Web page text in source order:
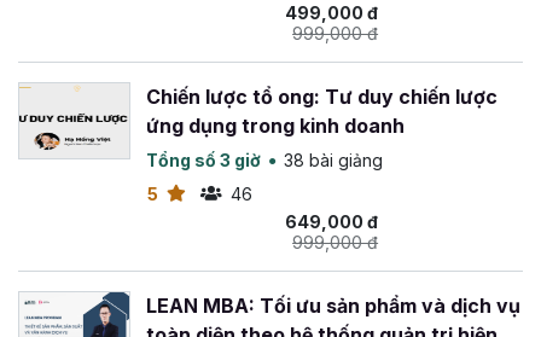
499,000 đ
999,000 đ
Chiến lược tổ ong: Tư duy chiến lược
ứng dụng trong kinh doanh
Tổng số 3 giờ
38 bài giảng
5
46
649,000 đ
999,000 đ
LEAN MBA: Tối ưu sản phẩm và dịch vụ